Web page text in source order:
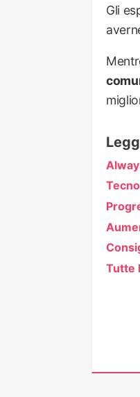
Gli
Tutte